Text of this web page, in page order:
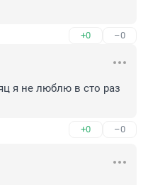
+0 –0
я не люблю в сто раз
+0 –0